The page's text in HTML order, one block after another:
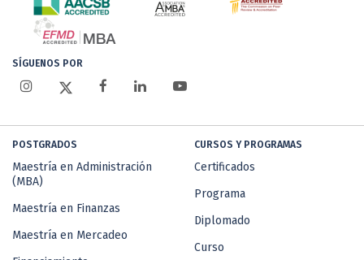
SÍGUENOS POR
POSTGRADOS
Maestría en Administración
(MBA)
Maestría en Finanzas
Maestría en Mercadeo
CURSOS Y PROGRAMAS
Certificados
Programa
Diplomado
Curso